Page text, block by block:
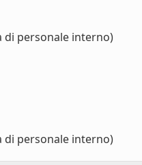
di personale interno)
di personale interno)